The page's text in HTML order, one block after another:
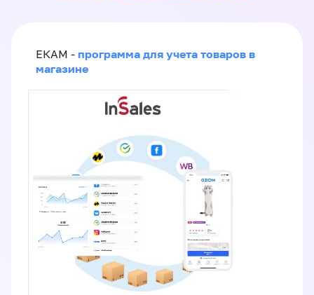
ЕКАМ - программа для учета товаров в
магазине